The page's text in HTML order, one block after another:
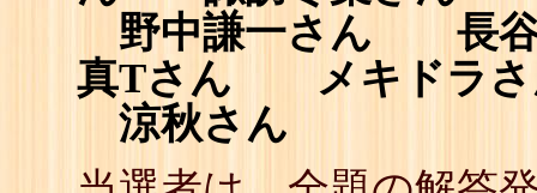
野中謙一さん 長
真Tさん メキドラさ
涼秋さん